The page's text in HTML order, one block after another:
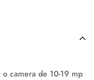
camera de 10-19 mp